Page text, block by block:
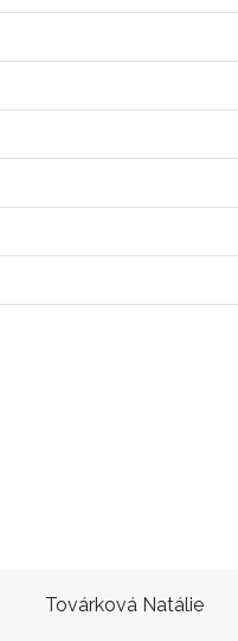
Továrková Natálie